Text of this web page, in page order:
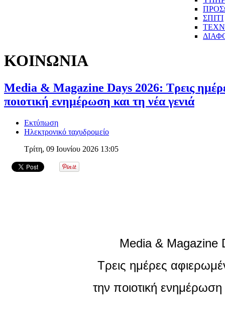
ΣΠΙΤΙ
ΚΟΙΝΩΝΙΑ
Media & Magazine Days 2026: Τρεις
ποιοτική ενημέρωση και τη νέα γενιά
Εκτύπωση
Ηλεκτρονικό ταχυδρομείο
Τρίτη, 09 Ιουνίου 2026 13:05
Media & Magazine
Τρεις ημέρες
την ποιοτική ενημέρωση